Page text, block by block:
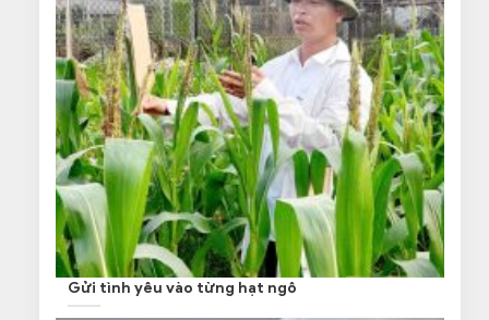
Gửi tình yêu vào từng hạt ngô